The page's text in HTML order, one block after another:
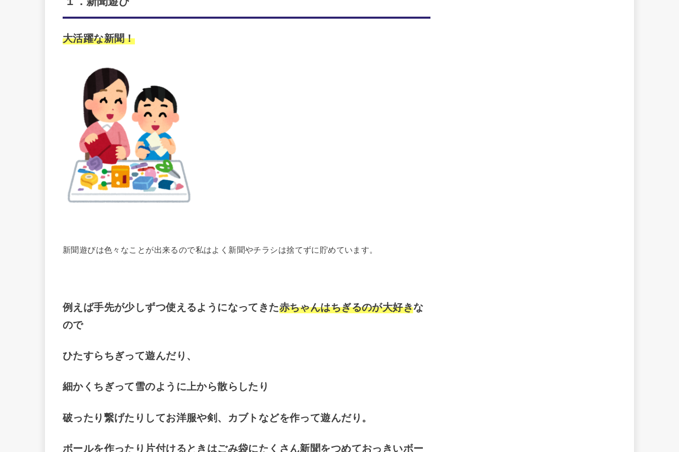
大活躍な新聞！
新聞遊びは色々なことが出来るので私はよく新聞やチラシは捨てずに貯めています。
例えば手先が少しずつ使えるようになってきた赤ちゃんはちぎるのが大好きな
ので
ひたすらちぎって遊んだり、
細かくちぎって雪のように上から散らしたり
破ったり繋げたりしてお洋服や剣、カブトなどを作って遊んだり。
ボールを作ったり片付けるときはごみ袋にたくさん新聞をつめておっきいボー